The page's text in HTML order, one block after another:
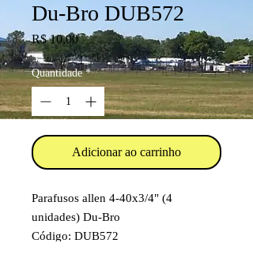
Du-Bro DUB572
R$ 10,00Preço
Quantidade *
Adicionar ao carrinho
Parafusos allen 4-40x3/4" (4
unidades) Du-Bro
Código: DUB572